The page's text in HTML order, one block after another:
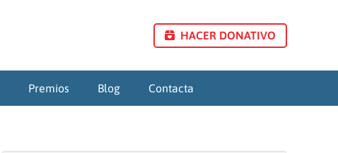
HACER DONATIVO
Premios Blog Contacta